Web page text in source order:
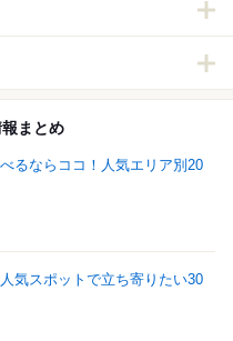
まとめ
るならココ！人気エリア別20
気スポットで立ち寄りたい30